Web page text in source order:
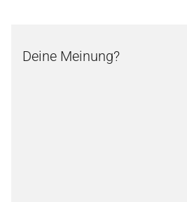
Deine Meinung?